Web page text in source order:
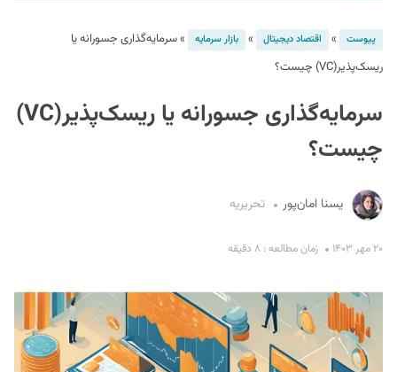
پیوست » اقتصاد دیجیتال » بازار سرمایه »سرمایه‌گذاری جسورانه یا
ریسک‌پذیر(VC) چیست؟
سرمایه‌گذاری جسورانه یا ریسک‌پذیر(VC)
چیست؟
یسنا امان‌پور تحریریه
۲۰ مهر ۱۴۰۳ زمان مطالعه : ۸ دقیقه